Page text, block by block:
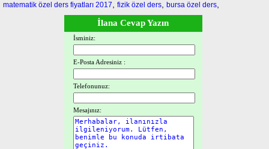
matematik özel ders fiyatları 2017 fizik özel ders bursa özel ders
İlana Cevap Yazın
İsminiz:
E-Posta Adresiniz :
Telefonunuz:
Mesajınız: